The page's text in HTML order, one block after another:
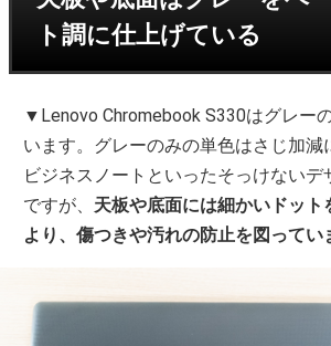
ト調に仕上げている
▼Lenovo Chromebook S330はグレー
います。グレーのみの単色はさじ加減
ビジネスノートといったそっけないデ
ですが、 天板や底面には細かいドット
より、傷つきや汚れの防止を図ってい